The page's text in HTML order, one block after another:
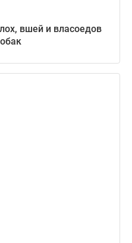
вшей и власоедов